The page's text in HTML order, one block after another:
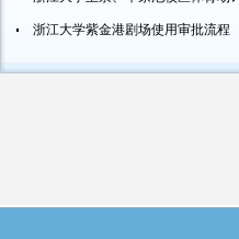
浙江大学紫金港剧场使用审批流程